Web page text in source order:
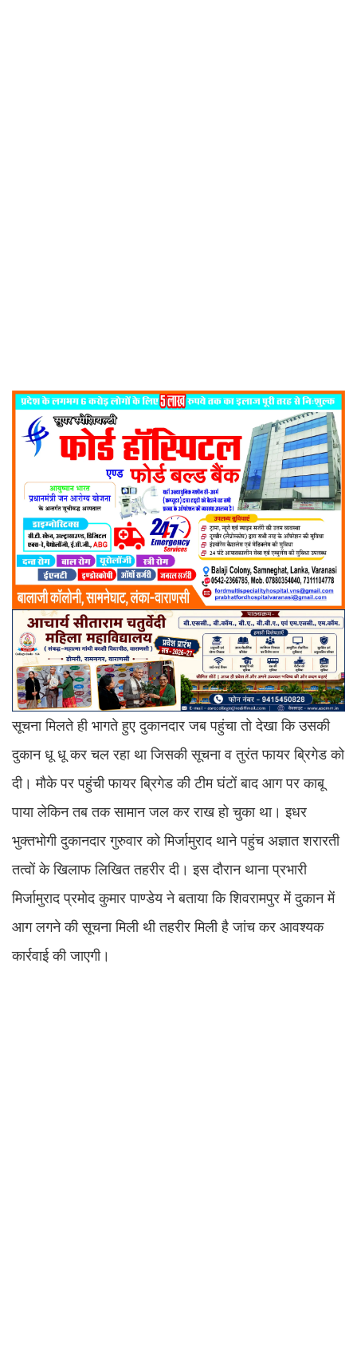
सूचना मिलते ही भागते हुए दुकानदार जब पहुंचा तो देखा कि उसकी
दुकान धू धू कर चल रहा था जिसकी सूचना व तुरंत फायर ब्रिगेड को
दी। मौके पर पहुंची फायर ब्रिगेड की टीम घंटों बाद आग पर काबू
पाया लेकिन तब तक सामान जल कर राख हो चुका था। इधर
भुक्तभोगी दुकानदार गुरुवार को मिर्जामुराद थाने पहुंच अज्ञात शरारती
तत्वों के खिलाफ लिखित तहरीर दी। इस दौरान थाना प्रभारी
मिर्जामुराद प्रमोद कुमार पाण्डेय ने बताया कि शिवरामपुर में दुकान में
आग लगने की सूचना मिली थी तहरीर मिली है जांच कर आवश्यक
कार्रवाई की जाएगी।